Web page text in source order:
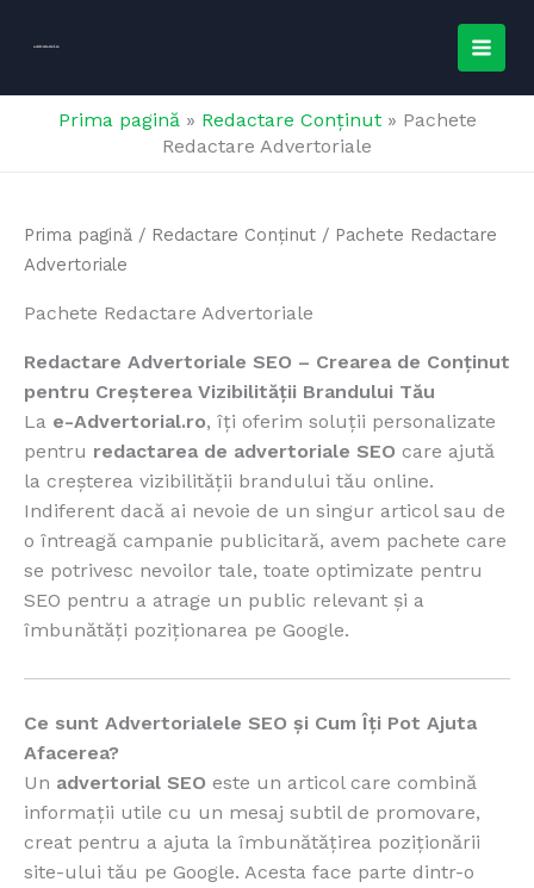
e- Advertorial.ro
MAIN
Prima pagină» Redactare Conținut» Pachete
Redactare Advertoriale
Prima pagină / Redactare Conținut / Pachete Redactare
Advertoriale
Pachete Redactare Advertoriale
Redactare Advertoriale SEO – Crearea de Conținut
pentru Creșterea Vizibilității Brandului Tău
La e-Advertorial.ro, îți oferim soluții personalizate
pentru redactarea de advertoriale SEO care ajută
la creșterea vizibilității brandului tău online.
Indiferent dacă ai nevoie de un singur articol sau de
o întreagă campanie publicitară, avem pachete care
se potrivesc nevoilor tale, toate optimizate pentru
SEO pentru a atrage un public relevant și a
îmbunătăți poziționarea pe Google.
Ce sunt Advertorialele SEO și Cum Îți Pot Ajuta
Afacerea?
Un advertorial SEO este un articol care combină
informații utile cu un mesaj subtil de promovare,
creat pentru a ajuta la îmbunătățirea poziționării
site-ului tău pe Google. Acesta face parte dintr-o